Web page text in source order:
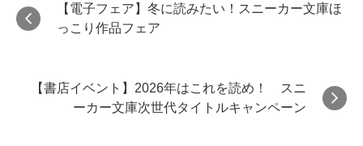
【電子フェア】冬に読みたい！スニーカー文庫ほ
っこり作品フェア
【書店イベント】2026年はこれを読め！ スニ
ーカー文庫次世代タイトルキャンペーン